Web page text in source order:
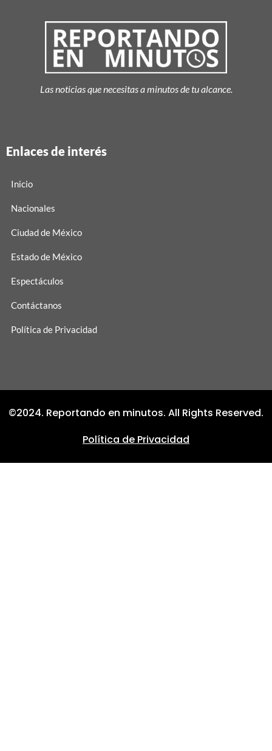
Las noticias que necesitas a minutos de tu alcance.
Enlaces de interés
Inicio
Nacionales
Ciudad de México
Estado de México
Espectáculos
Contáctanos
Política de Privacidad
©2024. Reportando en minutos. All Rights Reserved.
Política de Privacidad